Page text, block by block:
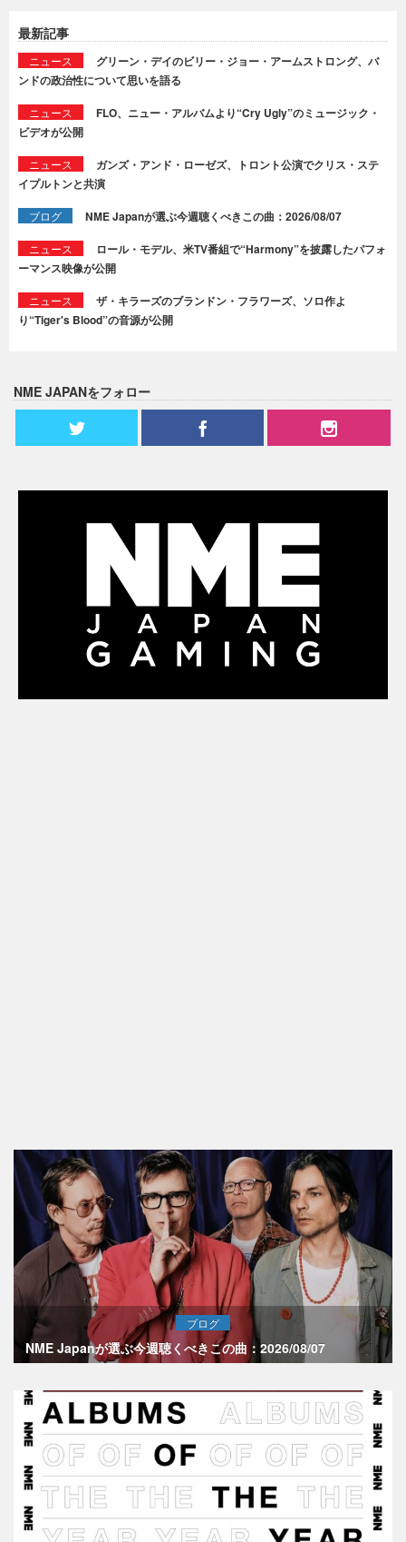
最新記事
ニュース
グリーン・デイのビリー・ジョー・アームストロング、バ
ンドの政治性について思いを語る
ニュース
FLO、ニュー・アルバムより“Cry Ugly”のミュージック・
ビデオが公開
ニュース
ガンズ・アンド・ローゼズ、トロント公演でクリス・ステ
イプルトンと共演
ブログ NME Japanが選ぶ今週聴くべきこの曲：2026/08/07
ニュース
ロール・モデル、米TV番組で“Harmony”を披露したパフォ
ーマンス映像が公開
ニュース
ザ・キラーズのブランドン・フラワーズ、ソロ作よ
り“Tiger's Blood”の音源が公開
NME JAPANをフォロー
ブログ
NME Japanが選ぶ今週聴くべきこの曲：2026/08/07